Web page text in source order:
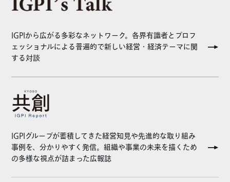
IGPIから広がる多彩なネットワーク。各界有識者とプロフ
ェッショナルによる普遍的で新しい経営・経済テーマに関
する対談
IGPIグループが蓄積してきた経営知見や先進的な取り組み
事例を、分かりやすく発信。組織や事業の未来を描くため
の多様な視点が詰まった広報誌